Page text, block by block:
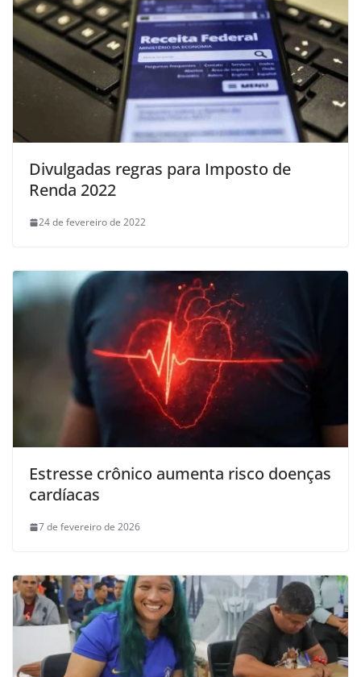
Divulgadas regras para Imposto de
Renda 2022
24 de fevereiro de 2022
Estresse crônico aumenta risco doenças
cardíacas
7 de fevereiro de 2026